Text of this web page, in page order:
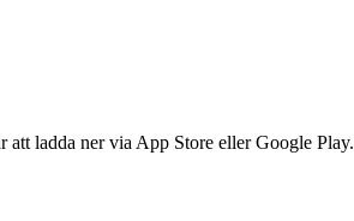
att ladda ner via App Store eller Google Play.